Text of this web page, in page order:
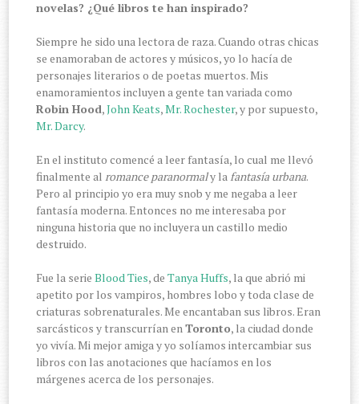
novelas? ¿Qué libros te han inspirado?
Siempre he sido una lectora de raza. Cuando otras chicas
se enamoraban de actores y músicos, yo lo hacía de
personajes literarios o de poetas muertos. Mis
enamoramientos incluyen a gente tan variada como
Robin Hood,John Keats,Mr. Rochester, y por supuesto,
Mr. Darcy.
En el instituto comencé a leer fantasía, lo cual me llevó
finalmente alromance paranormaly la fantasía urbana.
Pero al principio yo era muy snob y me negaba a leer
fantasía moderna. Entonces no me interesaba por
ninguna historia que no incluyera un castillo medio
destruido.
Fue la serieBlood Ties, deTanya Huffs, la que abrió mi
apetito por los vampiros, hombres lobo y toda clase de
criaturas sobrenaturales. Me encantaban sus libros. Eran
sarcásticos y transcurrían enToronto, la ciudad donde
yo vivía. Mi mejor amiga y yo solíamos intercambiar sus
libros con las anotaciones que hacíamos en los
márgenes acerca de los personajes.